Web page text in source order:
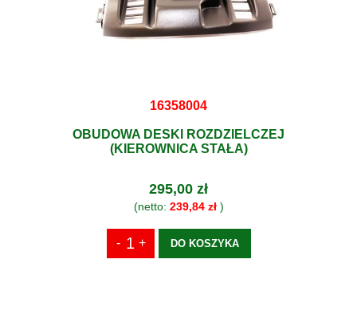
16358004
OBUDOWA DESKI ROZDZIELCZEJ
(KIEROWNICA STAŁA)
295,00 zł
(netto: 239,84 zł)
DO KOSZYKA